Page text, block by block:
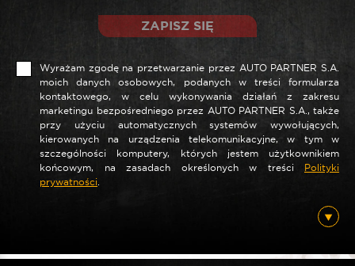
ZAPISZ SIĘ
Wyrażam zgodę na przetwarzanie przez AUTO PARTNER S.A.
moich danych osobowych, podanych w treści formularza
kontaktowego, w celu wykonywania działań z zakresu
marketingu bezpośredniego przez AUTO PARTNER S.A., także
przy użyciu automatycznych systemów wywołujących,
kierowanych na urządzenia telekomunikacyjne, w tym w
szczególności komputery, których jestem użytkownikiem
końcowym, na zasadach określonych w treści Polityki
prywatności